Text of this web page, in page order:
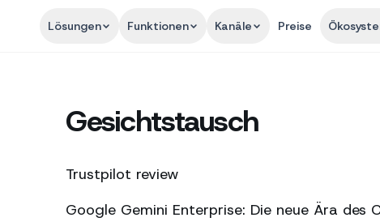
Lösungen Funktionen Kanäle Preise
Gesichtstausch
Trustpilot review
Google Gemini Enterprise: Die neue Ära des